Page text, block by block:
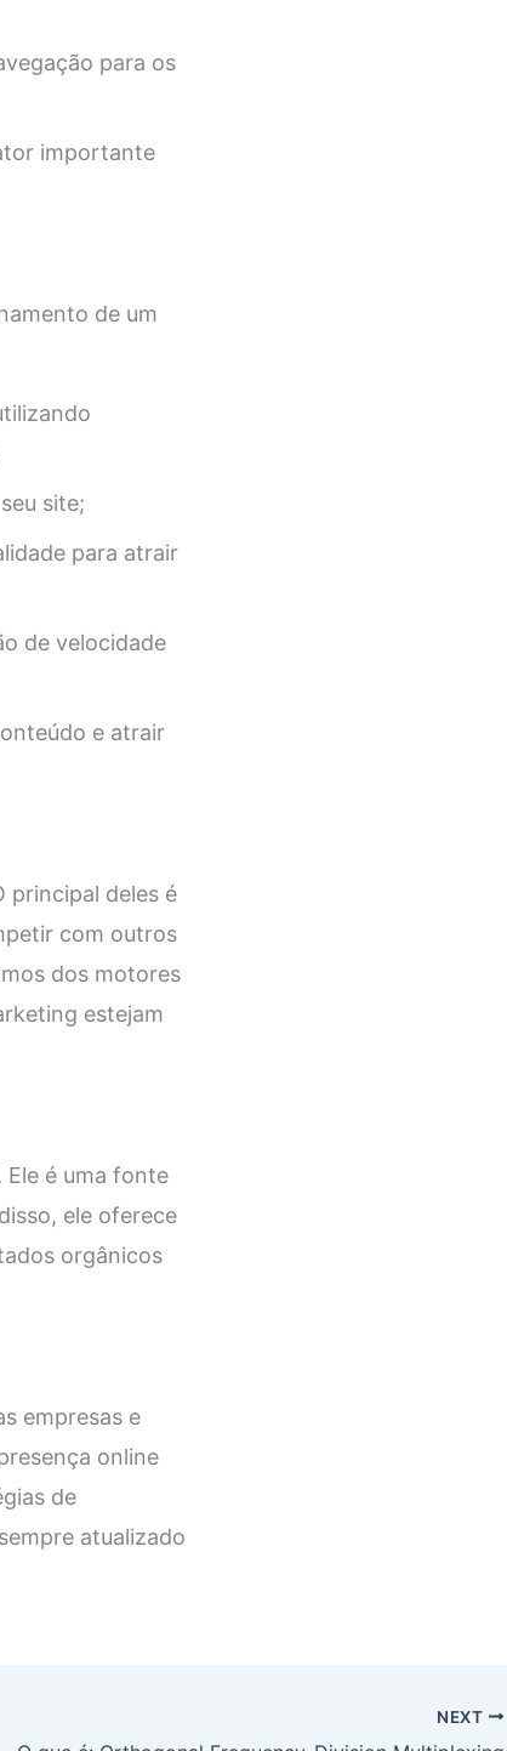
para os
importante
de um
site;
para atrair
de velocidade
e atrair
principal deles é
com outros
dos motores
estejam
é uma fonte
ele oferece
orgânicos
empresas e
online
de
atualizado
NEXT